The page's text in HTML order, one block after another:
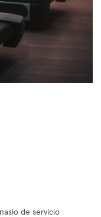
de servicio